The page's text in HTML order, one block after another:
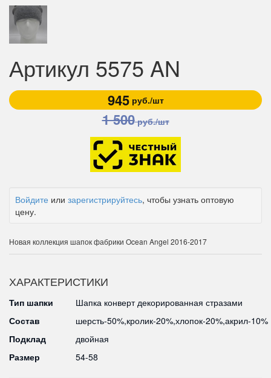
Артикул 5575 AN
945руб./шт
1 500руб./шт
Войдите или зарегистрируйтесь, чтобы узнать оптовую
цену.
Новая коллекция шапок фабрики Ocean Angel 2016-2017
ХАРАКТЕРИСТИКИ
Тип шапки
Шапка конверт декорированная стразами
Состав
шерсть-50%,кролик-20%,хлопок-20%,акрил-10%
Подклад
двойная
Размер
54-58